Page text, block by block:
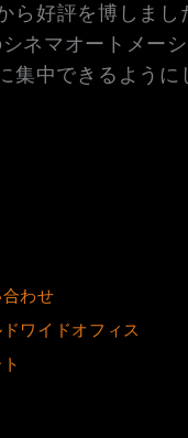
好評を博しま
ネマオートメー
中できるように
わせ
ドワイドオフィス